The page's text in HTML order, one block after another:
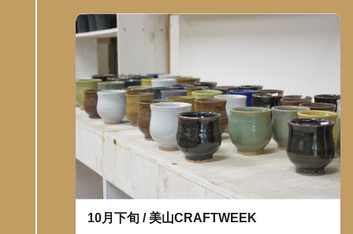
10月下旬 / 美山CRAFTWEEK